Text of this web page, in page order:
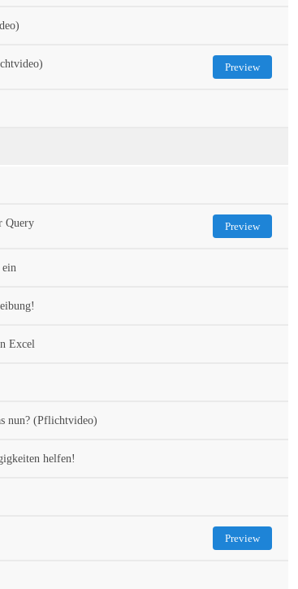
Preview
Query Preview
Excel
nun? (Pflichtvideo)
helfen!
Preview